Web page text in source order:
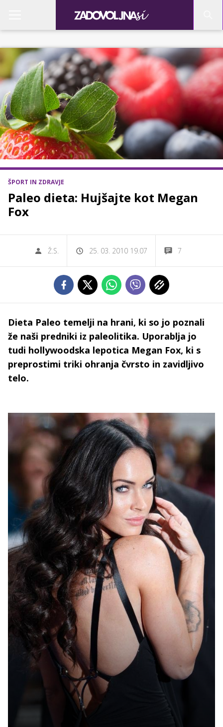
ŠPORT IN ZDRAVJE
Paleo dieta: Hujšajte kot Megan
Fox
Ž.S. 25. 03. 2010 19.07 7
Dieta Paleo temelji na hrani, ki so jo poznali
že naši predniki iz paleolitika. Uporablja jo
tudi hollywoodska lepotica Megan Fox, ki s
preprostimi triki ohranja čvrsto in zavidljivo
telo.